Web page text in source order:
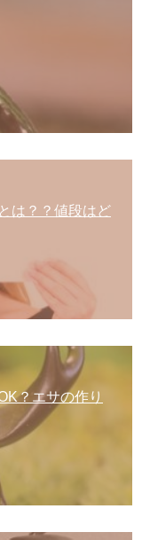
は？？値段はど
？エサの作り